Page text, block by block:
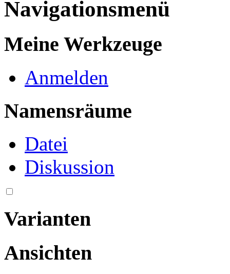
Navigationsmenü
Meine Werkzeuge
Anmelden
Namensräume
Datei
Diskussion
Varianten
Ansichten